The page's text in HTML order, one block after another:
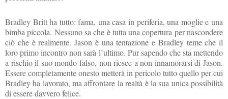
Bradley Britt ha tutto: fama, una casa in periferia, una moglie e una
bimba piccola. Nessuno sa che è tutta una copertura per nascondere
ciò che è realmente. Jason è una tentazione e Bradley teme che il
loro primo incontro non sarà l’ultimo. Pur sapendo che sta mettendo
a rischio il suo mondo falso, non riesce a non innamorarsi di Jason.
Essere completamente onesto metterà in pericolo tutto quello per cui
Bradley ha lavorato, ma affrontare la realtà è la sua unica possibilità
di essere davvero felice.